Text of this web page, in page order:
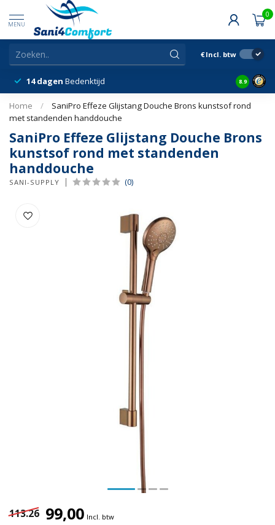
MENU
0
€ Incl. btw
14 dagen Bedenktijd Snelle
8.9
Home /
SaniPro Effeze Glijstang Douche Brons kunstsof rond
met standenden handdouche
SaniPro Effeze Glijstang Douche Brons
kunstsof rond met standenden
handdouche
SANI-SUPPLY (0)
113.26 99,00 Incl. btw